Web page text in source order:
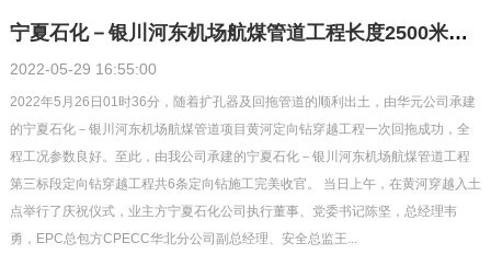
宁夏石化－银川河东机场航煤管道工程长度2500米黄河定向钻穿越回拖成功！
2022-05-29 16:55:00
2022年5月26日01时36分，随着扩孔器及回拖管道的顺利出土，由华元公司承建
的宁夏石化－银川河东机场航煤管道项目黄河定向钻穿越工程一次回拖成功，全
程工况参数良好。至此，由我公司承建的宁夏石化－银川河东机场航煤管道工程
第三标段定向钻穿越工程共6条定向钻施工完美收官。 当日上午，在黄河穿越入土
点举行了庆祝仪式，业主方宁夏石化公司执行董事、党委书记陈坚，总经理韦
勇，EPC总包方CPECC华北分公司副总经理、安全总监王...